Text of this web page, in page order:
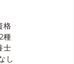
格
種
士
し